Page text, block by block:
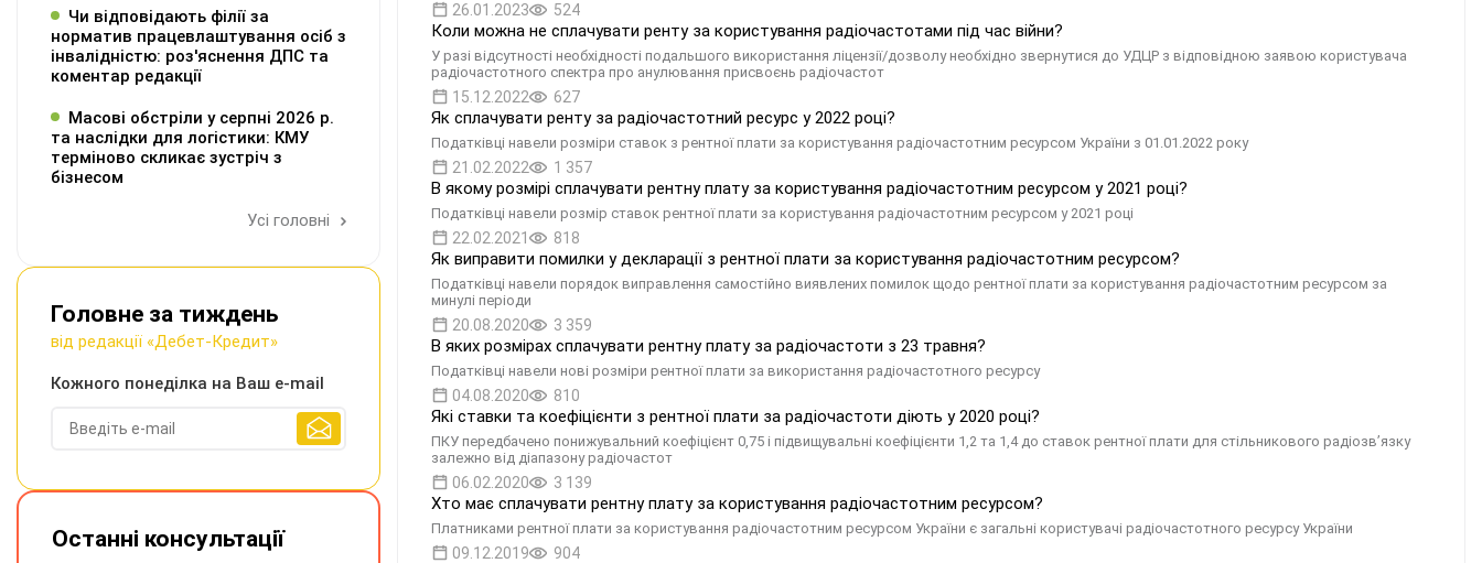
26.01.2023 524
Коли можна не сплачувати ренту за користування радіочастотами під час війни?
У разі відсутності необхідності подальшого використання ліцензії/дозволу необхідно звернутися до УДЦР з відповідною заявою користувача
радіочастотного спектра про анулювання присвоєнь радіочастот
15.12.2022 627
Як сплачувати ренту за радіочастотний ресурс у 2022 році?
Податківці навели розміри ставок з рентної плати за користування радіочастотним ресурсом України з 01.01.2022 року
21.02.2022 1 357
В якому розмірі сплачувати рентну плату за користування радіочастотним ресурсом у 2021 році?
Податківці навели розмір ставок рентної плати за користування радіочастотним ресурсом у 2021 році
22.02.2021 818
Як виправити помилки у декларації з рентної плати за користування радіочастотним ресурсом?
Податківці навели порядок виправлення самостійно виявлених помилок щодо рентної плати за користування радіочастотним ресурсом за
минулі періоди
20.08.2020 3 359
В яких розмірах сплачувати рентну плату за радіочастоти з 23 травня?
Податківці навели нові розміри рентної плати за використання радіочастотного ресурсу
04.08.2020 810
Які ставки та коефіцієнти з рентної плати за радіочастоти діють у 2020 році?
ПКУ передбачено понижувальний коефіцієнт 0,75 і підвищувальні коефіцієнти 1,2 та 1,4 до ставок рентної плати для стільникового радіозв’язку
залежно від діапазону радіочастот
06.02.2020 3 139
Хто має сплачувати рентну плату за користування радіочастотним ресурсом?
Платниками рентної плати за користування радіочастотним ресурсом України є загальні користувачі радіочастотного ресурсу України
09.12.2019 904
Чи відповідають філії за
норматив працевлаштування осіб з
інвалідністю: роз'яснення ДПС та
коментар редакції
Масові обстріли у серпні 2026 р.
та наслідки для логістики: КМУ
терміново скликає зустріч з
бізнесом
Усі головні
Головне за тиждень
від редакції «Дебет-Кредит»
Кожного понеділка на Ваш e-mail
Останні консультації